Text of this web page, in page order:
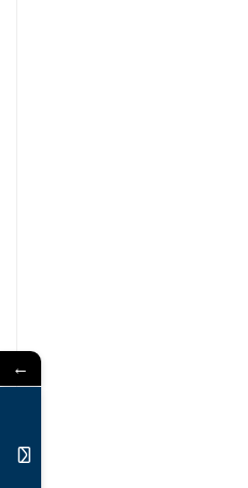
←